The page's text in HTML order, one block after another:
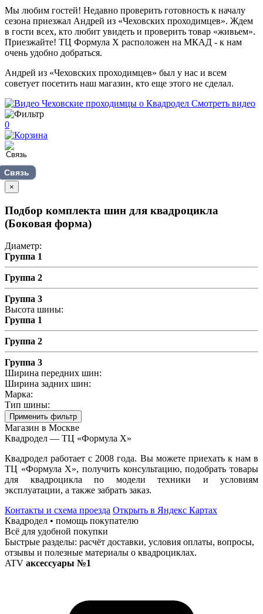
Мы любим гостей! Недавно проверить готовность к началу
сезона приезжал Андрей из «Чеховских проходимцев». Ждем
в гости всех, кто любит увидеть и проверить товар «живьем».
Приезжайте! ТЦ Формула Х расположен на МКАД - к нам
очень удобно добраться.
Андрей из «Чеховских проходимцев» был у нас и всем
советует посетить наш магазин, кто еще этого не сделал.
Смотреть видео
0
Связь
×
Подбор комплекта шин для квадроцикла
(Боковая форма)
Диаметр:
Группа 1
Группа 2
Группа 3
Высота шины:
Группа 1
Группа 2
Группа 3
Ширина передних шин:
Ширина задних шин:
Марка:
Тип шины:
Применить фильтр
Магазин в Москве
Квадродел — ТЦ «Формула Х»
Квадродел работает с 2008 года. Вы можете приехать к нам в
ТЦ «Формула Х», получить консультацию, подобрать товары
для квадроцикла по модели техники и условиям
эксплуатации, а также забрать заказ.
Контакты и схема проезда Открыть в Яндекс Картах
Квадродел • помощь покупателю
Всё для удобной покупки
Быстрые разделы: расчёт доставки, условия оплаты, вопросы,
отзывы и полезные материалы о квадроциклах.
ATV аксессуары №1